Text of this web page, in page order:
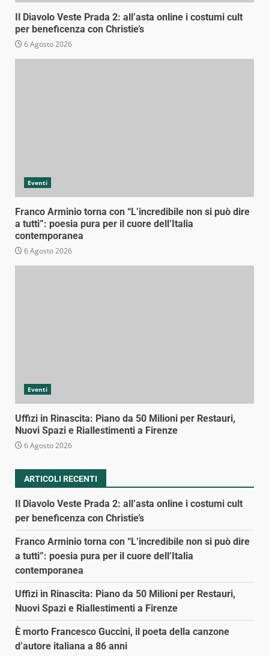
Il Diavolo Veste Prada 2: all’asta online i costumi cult
per beneficenza con Christie’s
6 Agosto 2026
Eventi
Franco Arminio torna con “L’incredibile non si può dire
a tutti”: poesia pura per il cuore dell’Italia
contemporanea
6 Agosto 2026
Eventi
Uffizi in Rinascita: Piano da 50 Milioni per Restauri,
Nuovi Spazi e Riallestimenti a Firenze
6 Agosto 2026
ARTICOLI RECENTI
Il Diavolo Veste Prada 2: all’asta online i costumi cult
per beneficenza con Christie’s
Franco Arminio torna con “L’incredibile non si può dire
a tutti”: poesia pura per il cuore dell’Italia
contemporanea
Uffizi in Rinascita: Piano da 50 Milioni per Restauri,
Nuovi Spazi e Riallestimenti a Firenze
È morto Francesco Guccini, il poeta della canzone
d’autore italiana a 86 anni